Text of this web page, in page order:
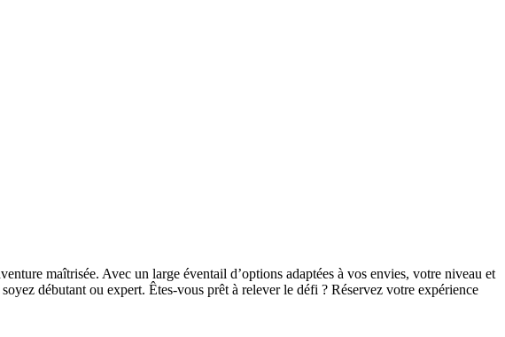
maîtrisée. Avec un large éventail d’options adaptées à vos envies, votre niveau et
débutant ou expert. Êtes-vous prêt à relever le défi ? Réservez votre expérience